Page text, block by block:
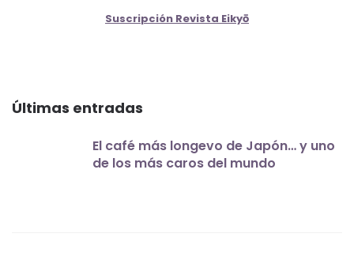
Suscripción Revista Eikyō
Últimas entradas
El café más longevo de Japón… y uno
de los más caros del mundo